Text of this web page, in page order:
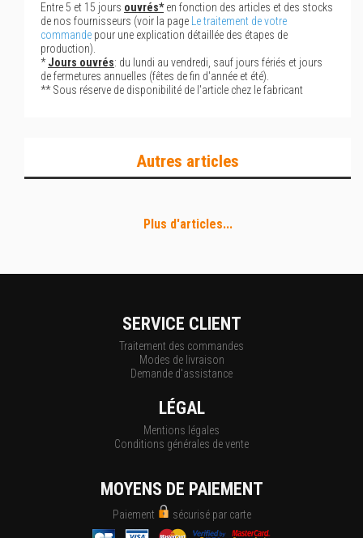
Entre 5 et 15 jours ouvrés*en fonction des articles et des stocks
de nos fournisseurs (voir la page
Le traitement de votre
commande pour une explication détaillée des étapes de
production).
*Jours ouvrés: du lundi au vendredi, sauf jours fériés et jours
de fermetures annuelles (fêtes de fin d'année et été).
** Sous réserve de disponibilité de l'article chez le fabricant
Autres articles
Plus d'articles...
SERVICE CLIENT
Traitement des commandes
Modes de livraison
Demande d'assistance
LÉGAL
Mentions légales
Conditions générales de vente
MOYENS DE PAIEMENT
Paiement sécurisé par carte